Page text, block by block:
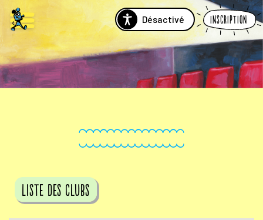
Désactivé Inscription
Liste des clubs